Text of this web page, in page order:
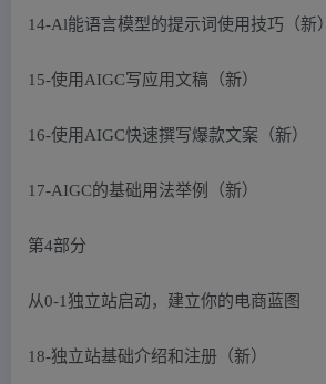
14-Al能语言模型的提示词使用技巧（新）
15-使用AIGC写应用文稿（新）
16-使用AIGC快速撰写爆款文案（新）
17-AIGC的基础用法举例（新）
第4部分
从0-1独立站启动，建立你的电商蓝图
18-独立站基础介绍和注册（新）